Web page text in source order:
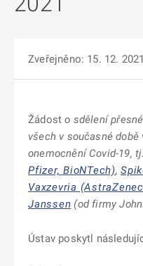
Zveřejněno: 15. 12. 2021
Žádosto sdělení
všech v současné době
onemocnění Covid-19, tj.
Pfizer, BioNTech),
Vaxzevria
Janssen (od firmy
Ústav poskytl